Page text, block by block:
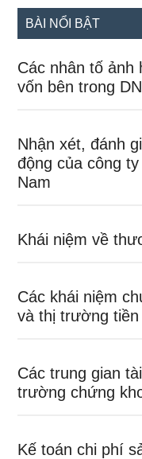
...
BÀI NỔI BẬT
Các nhân tố ảnh
vốn bên trong DN
Nhận xét, đánh
động của công
Nam
Khái niệm về
Các khái niệm
và thị trường
Các trung gian
trường chứng
Kế toán chi phí